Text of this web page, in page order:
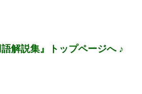
語解説集』トップページへ ♪